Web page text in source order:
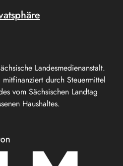
Landesmedienanstalt.
durch Steuermittel
vom Sächsischen Landtag
Haushaltes.